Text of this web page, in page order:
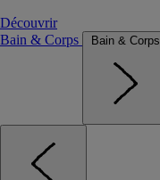
Découvrir
Bain & Corps
Bain & Corps